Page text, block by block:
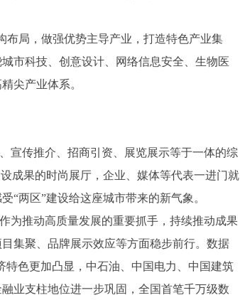
布局，做强优势主导产业，打造特色产业集
市科技、创意设计、网络信息安全、生物医
尖产业体系。
宣传推介、招商引资、展览展示等于一体的综
成果的时尚展厅，企业、媒体等代表一进门就
“两区”建设给这座城市带来的新气象。
为推动高质量发展的重要抓手，持续推动成果
集聚、品牌展示效应等方面稳步前行。数据
特色更加凸显，中石油、中国电力、中国建筑
业支柱地位进一步巩固，全国首笔千万级数